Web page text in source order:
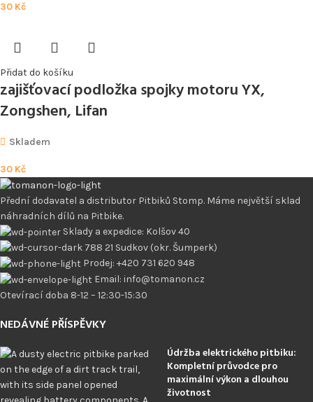
30 Kč
Přidat do košíku
zajišťovací podložka spojky motoru YX,
Zongshen, Lifan
Skladem
30 Kč
Přední dodavatel a distributor Pitbiků Stomp. Máme největší sklad
náhradních dílů na Pitbike.
Sklady a expedice: Kolšov 40
788 21 Sudkov (okr. Šumperk)
Prodej: +420 731 620 948
Email: info@tomanon.cz
Otevírací doba 8-12 – 12:30-15:30
NEDÁVNÉ PŘÍSPĚVKY
Údržba elektrického pitbiku:
Kompletní průvodce pro
maximální výkon a dlouhou
životnost